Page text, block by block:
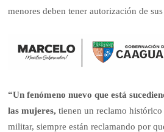
menores deben tener autorización de sus
“Un fenómeno nuevo que está
las mujeres, tienen un reclamo
militar, siempre están reclamando por